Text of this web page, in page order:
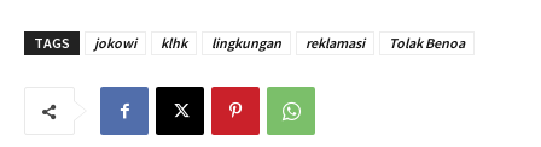
TAGS jokowi klhk lingkungan reklamasi Tolak Benoa